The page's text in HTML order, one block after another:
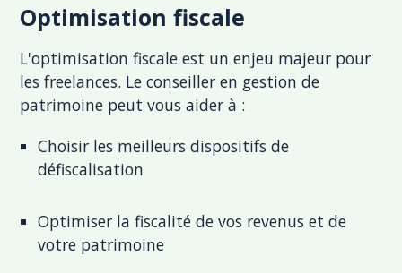
Optimisation fiscale
L'optimisation fiscale est un enjeu majeur pour
les freelances. Le conseiller en gestion de
patrimoine peut vous aider à :
Choisir les meilleurs dispositifs de
défiscalisation
Optimiser la fiscalité de vos revenus et de
votre patrimoine